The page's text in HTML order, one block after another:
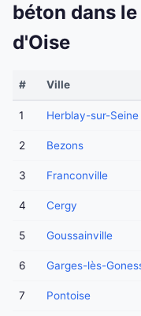
béton dans
d'Oise
# Ville
1 Herblay-sur-Seine
2 Bezons
3 Franconville
4 Cergy
5 Goussainville
6 Garges-lès-
7 Pontoise